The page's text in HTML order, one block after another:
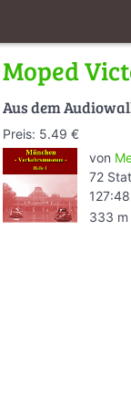
Moped
Aus dem
Preis: 5.49 €
von
72
333 m